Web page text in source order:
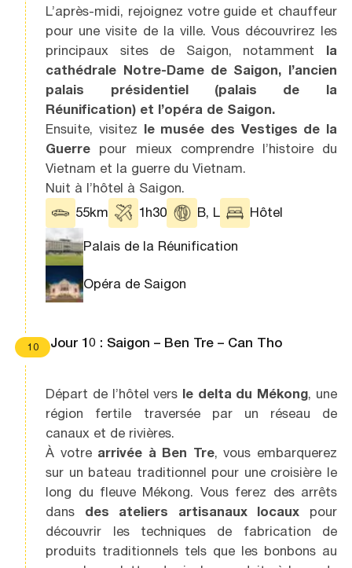
L’après-midi, rejoignez votre guide et chauffeur
pour une visite de la ville. Vous découvrirez les
principaux sites de Saigon, notamment la
cathédrale Notre-Dame de Saigon, l’ancien
palais présidentiel (palais de la
Réunification) et l’opéra de Saigon.
Ensuite, visitez le musée des Vestiges de la
Guerre pour mieux comprendre l’histoire du
Vietnam et la guerre du Vietnam.
Nuit à l’hôtel à Saigon.
55km
1h30 B, L Hôtel
Palais de la Réunification
Opéra de Saigon
10 Jour 10 : Saigon – Ben Tre – Can Tho
Départ de l’hôtel vers le delta du Mékong, une
région fertile traversée par un réseau de
canaux et de rivières.
À votre arrivée à Ben Tre, vous embarquerez
sur un bateau traditionnel pour une croisière le
long du fleuve Mékong. Vous ferez des arrêts
dans des ateliers artisanaux locaux pour
découvrir les techniques de fabrication de
produits traditionnels tels que les bonbons au